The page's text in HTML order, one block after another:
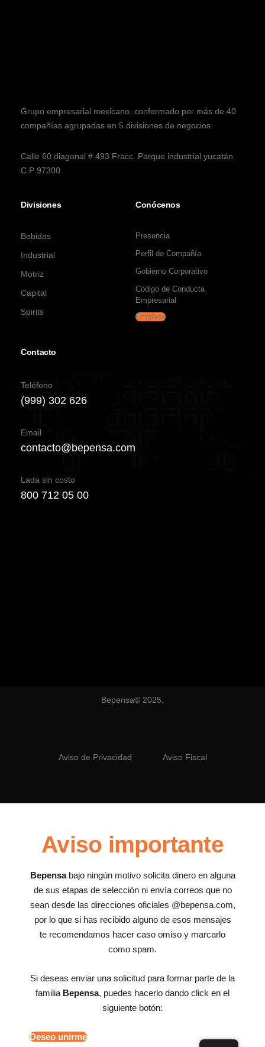
Grupo empresarial mexicano, conformado por más de 40
compañías agrupadas en 5 divisiones de negocios.
Calle 60 diagonal # 493 Fracc. Parque industrial yucatán
C.P 97300
Divisiones
Bebidas
Industrial
Motriz
Capital
Spirits
Conócenos
Presencia
Perfil de Compañía
Gobierno Corporativo
Código de Conducta
Empresarial
Empleos
Contacto
Teléfono
(999) 302 626
Email
contacto@bepensa.com
Lada sin costo
800 712 05 00
Bepensa© 2025.
Aviso de Privacidad Aviso Fiscal
Aviso importante
Bepensabajo ningún motivo solicita dinero en alguna
de sus etapas de selección ni envía correos que no
sean desde las direcciones oficiales @bepensa.com,
por lo que si has recibido alguno de esos mensajes
te recomendamos hacer caso omiso y marcarlo
como spam.
Si deseas enviar una solicitud para formar parte de la
familia Bepensa, puedes hacerlo dando click en el
siguiente botón:
Deseo unirme